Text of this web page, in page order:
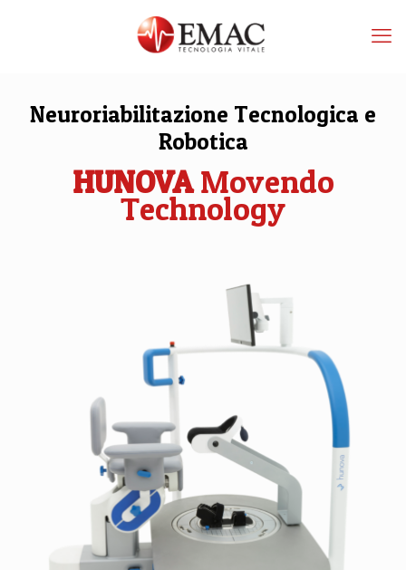
Neuroriabilitazione Tecnologica e
Robotica
HUNOVAMovendo
Technology